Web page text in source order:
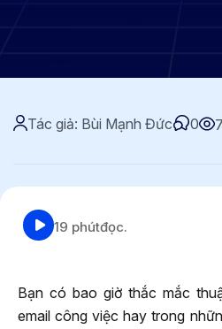
Tác giả: Bùi Mạnh Đức 0
19 phútđọc.
Bạn có bao giờ thắc mắc
email công việc hay trong